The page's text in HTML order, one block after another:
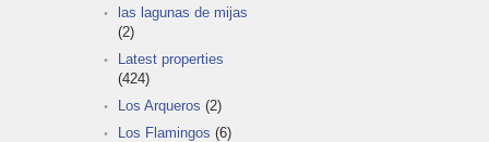
las lagunas de mijas
(2)
Latest properties
(424)
Los Arqueros (2)
Los Flamingos (6)